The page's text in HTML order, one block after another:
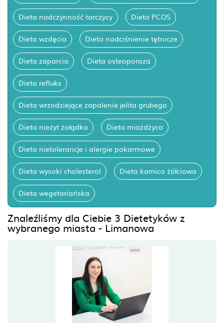
Dieta nadczynność tarczycy Dieta PCOS
Dieta wzdęcia Dieta nadciśnienie tętnicze
Dieta zaparcia Dieta osteoporoza
Dieta refluks
Dieta wrzodziejące zapalenie jelita grubego
Dieta nieżyt żołądka Dieta miażdżyca
Dieta nietolerancje i alergie pokarmowe
Dieta wysoki cholesterol Dieta kamica żółciowa
Dieta wegetariańska
Znaleźliśmy dla Ciebie 3 Dietetyków z
wybranego miasta - Limanowa